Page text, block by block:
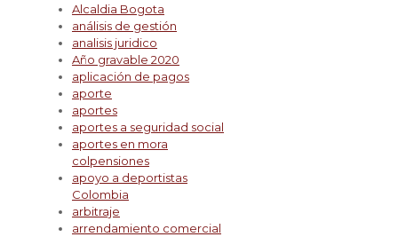
Alcaldia Bogota
análisis de gestión
analisis juridico
Año gravable 2020
aplicación de pagos
aporte
aportes
aportes a seguridad social
aportes en mora
colpensiones
apoyo a deportistas
Colombia
arbitraje
arrendamiento comercial